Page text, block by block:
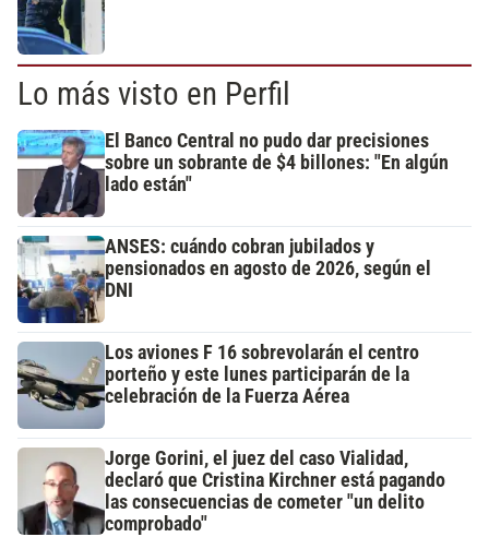
Lo más visto en Perfil
El Banco Central no pudo dar precisiones
sobre un sobrante de $4 billones: "En algún
lado están"
ANSES: cuándo cobran jubilados y
pensionados en agosto de 2026, según el
DNI
Los aviones F 16 sobrevolarán el centro
porteño y este lunes participarán de la
celebración de la Fuerza Aérea
Jorge Gorini, el juez del caso Vialidad,
declaró que Cristina Kirchner está pagando
las consecuencias de cometer "un delito
comprobado"